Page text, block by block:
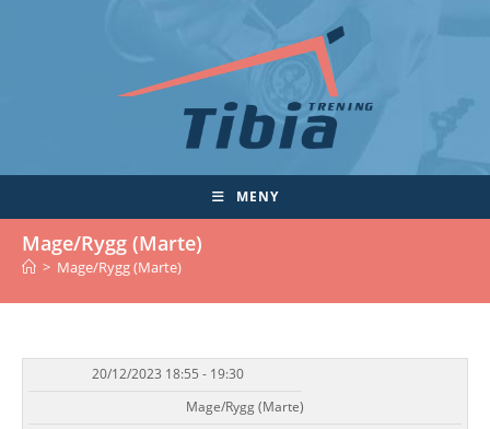
MENY
Mage/Rygg (Marte)
> Mage/Rygg (Marte)
DATO/TID EVENT TILGJENGELIGHET
20/12/2023 18:55 - 19:30
Mage/Rygg (Marte)